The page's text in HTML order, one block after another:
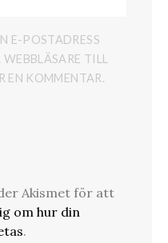
E-POSTADRESS
TILL
EN KOMMENTAR.
Akismet för att
om hur din
.